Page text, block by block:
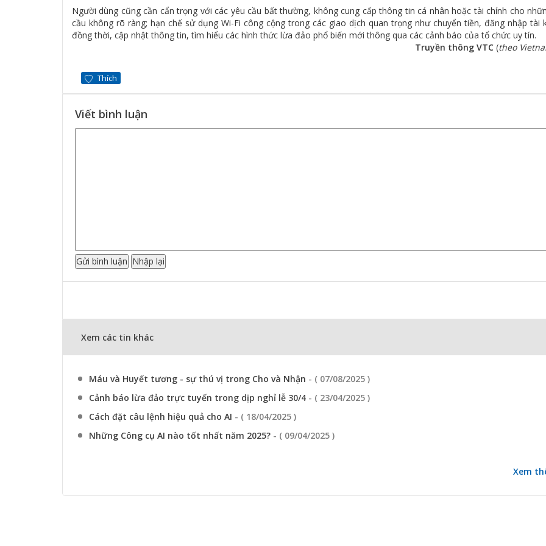
Người dùng cũng cần cẩn trọng với các yêu cầu bất thường, không cung cấp thông tin cá nhân hoặc tài chính cho
cầu không rõ ràng; hạn chế sử dụng Wi-Fi công cộng trong các giao dịch quan trọng như chuyển tiền, đăng nhập tài
đồng thời, cập nhật thông tin, tìm hiểu các hình thức lừa đảo phổ biến mới thông qua các cảnh báo của tổ chức uy tín.
Truyền thông VTC (theo
Thích
Viết bình luận
Xem các tin khác
Máu và Huyết tương - sự thú vị trong Cho và Nhận - ( 07/08/2025 )
Cảnh báo lừa đảo trực tuyến trong dịp nghỉ lễ 30/4 - ( 23/04/2025 )
Cách đặt câu lệnh hiệu quả cho AI - ( 18/04/2025 )
Những Công cụ AI nào tốt nhất năm 2025? - ( 09/04/2025 )
Xem